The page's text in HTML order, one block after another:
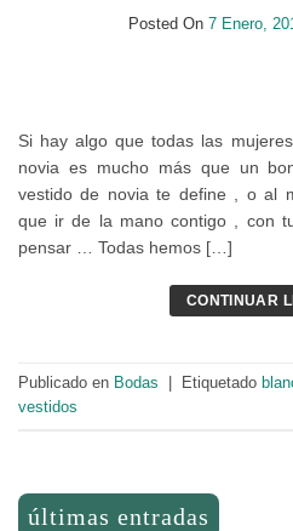
Posted On 7 Enero,
Si hay algo que todas las
novia es mucho más que un
vestido de novia te define , o al
que ir de la mano contigo , con
pensar … Todas hemos […]
CONTINUAR
Publicado en Bodas Etiquetado
vestidos
últimas entradas